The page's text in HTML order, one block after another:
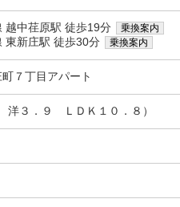
越中荏原駅 徒歩19分 乗換案内
東新庄駅 徒歩30分 乗換案内
７丁目アパート
洋３．９ ＬＤＫ１０．８）